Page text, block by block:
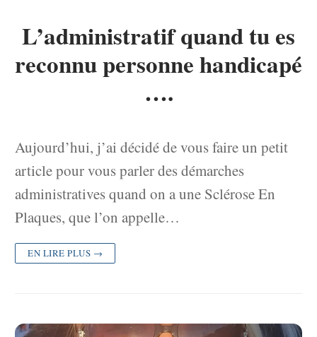
L’administratif quand tu es
reconnu personne handicapé
….
Aujourd’hui, j’ai décidé de vous faire un petit
article pour vous parler des démarches
administratives quand on a une Sclérose En
Plaques, que l’on appelle…
EN LIRE PLUS →